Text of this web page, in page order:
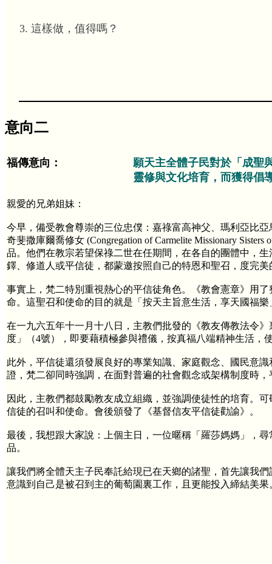
這樣做，值得嗎？
意向二
福傳意向：
願天主全體子民對於「成聖
靈修與文化培育，而獲得倡
親愛的兄弟姐妹：
今早，備受教會尊崇的三位忠僕：嘉祿富高神父、瑪利亞比亞
奇斐撒庫爾喬修女 (Congregation of Carmelite Missionary
品。他們在教宗若望保祿二世在任期間，在各自的團體中，
鐸、修道人或平信徒，都蒙邀按照自己的特恩和聖召，度完
事實上，梵二特別重視熱心的平信徒角色。《教會憲章》用
命。這聖召和使命的目的就是「按天主旨意生活，享天國福樂
在一九六五年十一月十八日，主教們批發的《教友傳教法令
度」（4號），即要藉積極參與禮儀，按真福八端精神生活，
此外，平信徒還須發展良好的專業知識、家庭觀念、國民意
證，梵二卻同時強調，在面對普遍的社會觀念或架構制度時
因此，主教們都鼓勵教友成立組織，並強調使徒性的培育。
信徒的召叫和使命。會後頒發了《基督信友平信徒勸諭》。
最後，我想跟大家說：上個主日，一位暱稱「羅莎媽媽」，
品。
讓我們將全體天主子民奉託給現已在天鄉的諸聖，首先讓我
意識到自己是被召到主的葡萄園裏工作，且更能投入締結美果